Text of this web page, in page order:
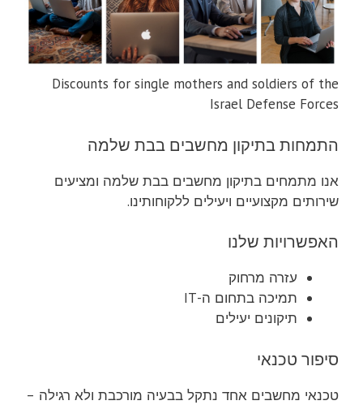
Discounts for single mothers and soldiers of the
Israel Defense Forces
התמחות בתיקון מחשבים בבת שלמה
אנו מתמחים בתיקון מחשבים בבת שלמה ומציעים
שירותים מקצועיים ויעילים ללקוחותינו.
האפשרויות שלנו
עזרה מרחוק
תמיכה בתחום ה-IT
תיקונים יעילים
סיפור טכנאי
טכנאי מחשבים אחד נתקל בבעיה מורכבת ולא רגילה –